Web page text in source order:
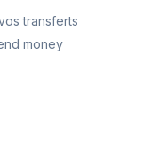
transferts
money